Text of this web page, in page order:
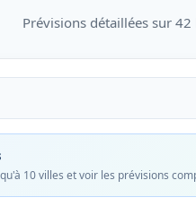
Prévisions détaillées sur 42
10 villes et voir les prévisions